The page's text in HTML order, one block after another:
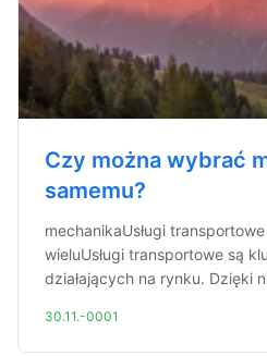
Czy można wybrać
samemu?
mechanikaUsługi
wieluUsługi transportowe są
działających na rynku. Dzięki
30.11.-0001